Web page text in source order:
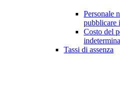
Personale
pubblicare
Costo del
Tassi di assenza